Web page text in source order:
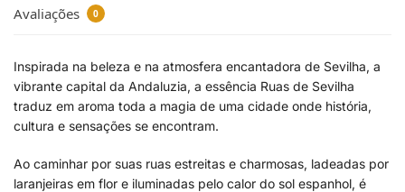
Avaliações 0
Inspirada na beleza e na atmosfera encantadora de Sevilha, a
vibrante capital da Andaluzia, a essência Ruas de Sevilha
traduz em aroma toda a magia de uma cidade onde história,
cultura e sensações se encontram.
Ao caminhar por suas ruas estreitas e charmosas, ladeadas por
laranjeiras em flor e iluminadas pelo calor do sol espanhol, é